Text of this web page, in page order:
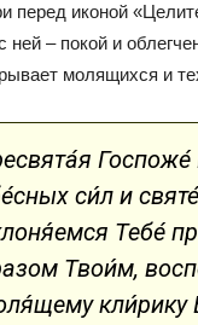
иконой
ней – покой и
молящихся и
си́л и
Тебе́
Твои́м,
кли́рику